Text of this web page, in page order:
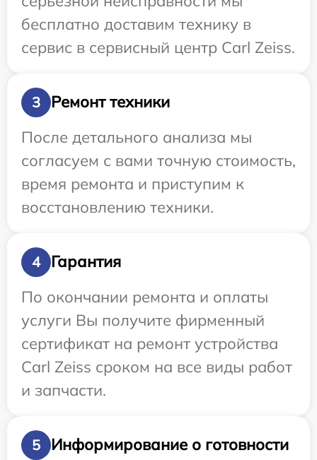
бесплатно доставим технику в
сервис в сервисный центр Carl Zeiss.
3
Ремонт техники
После детального анализа мы
согласуем с вами точную стоимость,
время ремонта и приступим к
восстановлению техники.
4
Гарантия
По окончании ремонта и оплаты
услуги Вы получите фирменный
сертификат на ремонт устройства
Carl Zeiss сроком на все виды работ
и запчасти.
5
Информирование о готовности